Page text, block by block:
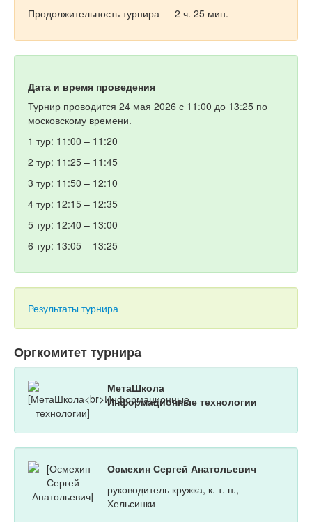
Продолжительность турнира — 2 ч. 25 мин.
Дата и время проведения
Турнир проводится 24 мая 2026 с 11:00 до 13:25 по
московскому времени.
1 тур: 11:00 – 11:20
2 тур: 11:25 – 11:45
3 тур: 11:50 – 12:10
4 тур: 12:15 – 12:35
5 тур: 12:40 – 13:00
6 тур: 13:05 – 13:25
Результаты турнира
Оргкомитет турнира
МетаШкола
Информационные технологии
Осмехин Сергей Анатольевич
руководитель кружка, к. т. н.,
Хельсинки